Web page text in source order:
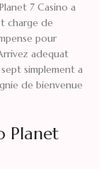
7 Casino a
charge de
pour
adequat
simplement a
de bienvenue
Planet